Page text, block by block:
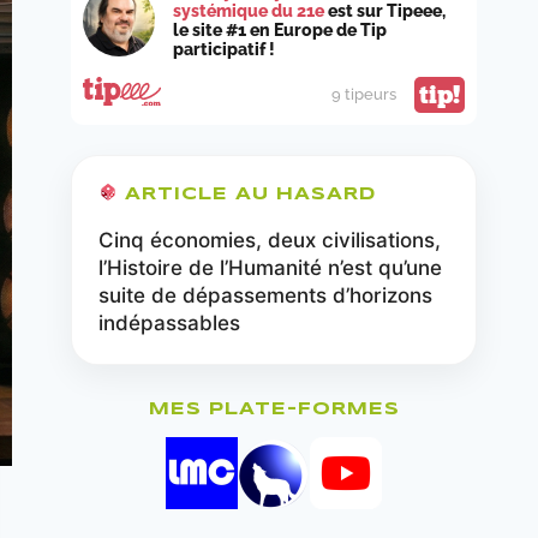
systémique du 21eest sur Tipeee,
le site #1 en Europe de Tip
participatif !
9 tipeurs tip!
ARTICLE AU HASARD
Cinq économies, deux civilisations,
l’Histoire de l’Humanité n’est qu’une
suite de dépassements d’horizons
indépassables
MES PLATE-FORMES